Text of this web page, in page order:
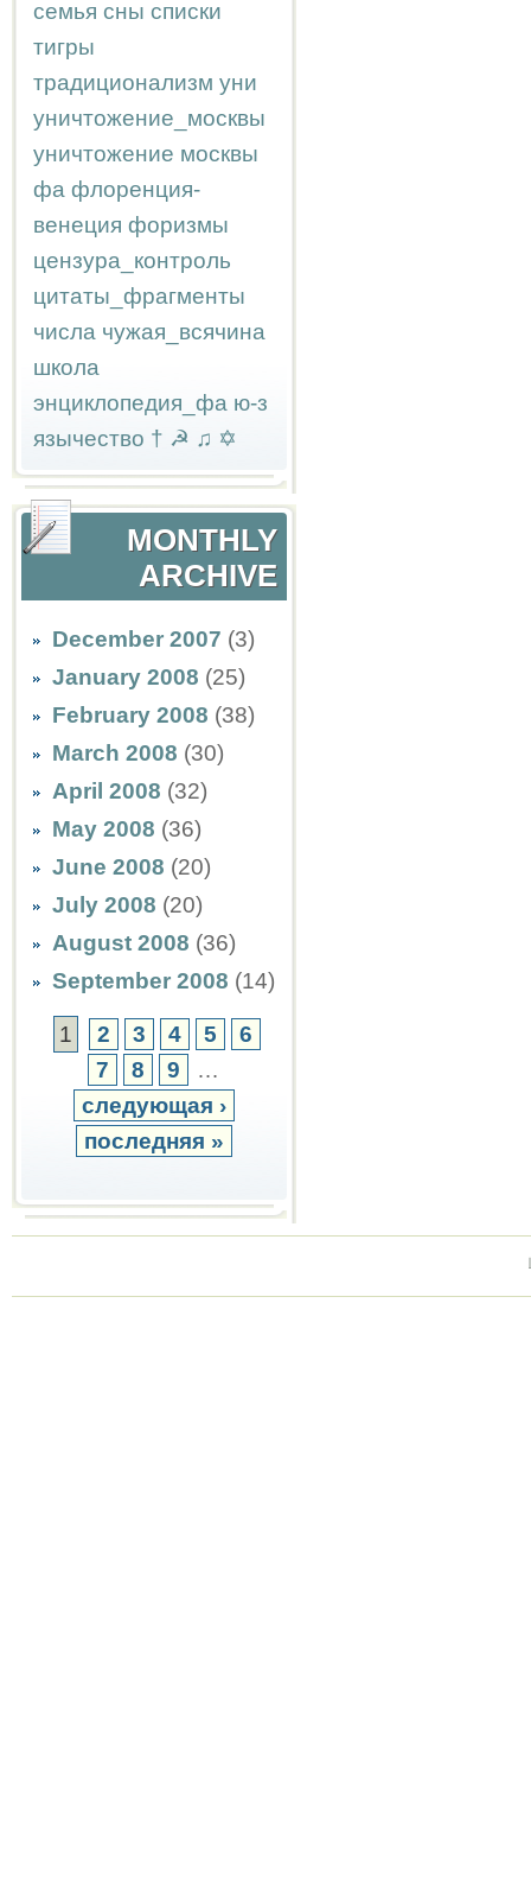
семья сны списки
тигры
традиционализм уни
уничтожение_москвы
уничтожение москвы
фа флоренция-
венеция форизмы
цензура_контроль
цитаты_фрагменты
числа чужая_всячина
школа
энциклопедия_фа ю-з
язычество † ☭ ♫ ✡
MONTHLY
ARCHIVE
December 2007 (3)
January 2008 (25)
February 2008 (38)
March 2008 (30)
April 2008 (32)
May 2008 (36)
June 2008 (20)
July 2008 (20)
August 2008 (36)
September 2008 (14)
1 2 3 4 5
6
7
8 9
…
следующая ›
последняя »